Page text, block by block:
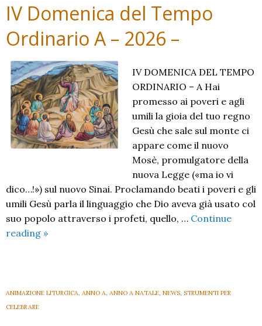
IV Domenica del Tempo
Ordinario A – 2026 –
IV DOMENICA DEL TEMPO
ORDINARIO – A Hai
promesso ai poveri e agli
umili la gioia del tuo regno
Gesù che sale sul monte ci
appare come il nuovo
Mosè, promulgatore della
nuova Legge («ma io vi
dico…!») sul nuovo Sinai. Proclamando beati i poveri e gli
umili Gesù parla il linguaggio che Dio aveva già usato col
suo popolo attraverso i profeti, quello, … Continue
reading IV
Ordinario
»
ANIMAZIONE LITURGICA, ANNO A, ANNO A NATALE, NEWS, STRUMENTI PER
CELEBRARE